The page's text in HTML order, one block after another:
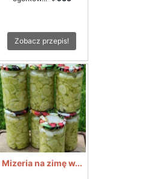
Zobacz przepis!
Mizeria na zimę w...